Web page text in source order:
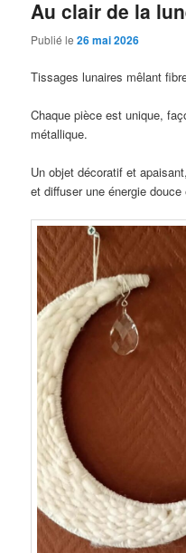
Au clair de la
Publié le26 mai 2026
Tissages lunaires mêlant
Chaque pièce est unique,
métallique.
Un objet décoratif et
et diffuser une énergie